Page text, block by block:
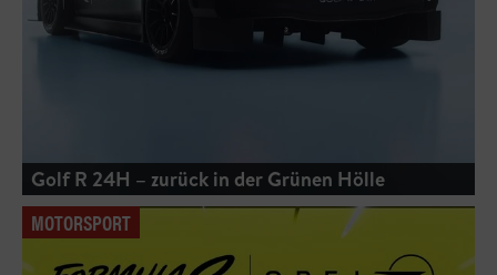
Golf R 24H – zurück in der Grünen Hölle
MOTORSPORT